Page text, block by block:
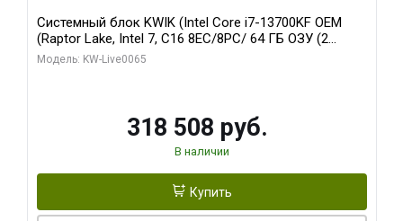
Системный блок KWIK (Intel Core i7-13700KF OEM
(Raptor Lake, Intel 7, C16 8EC/8PC/ 64 ГБ ОЗУ (2
модуля)/ ASUS RTX5080 PROART OC 16GB GDDR7
Модель: KW-Live0065
318 508 руб.
В наличии
Купить